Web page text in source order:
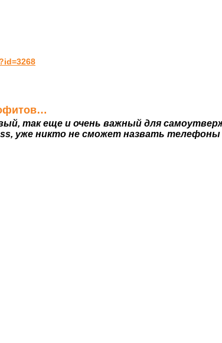
так еще и очень важный для
уже никто не сможет назвать